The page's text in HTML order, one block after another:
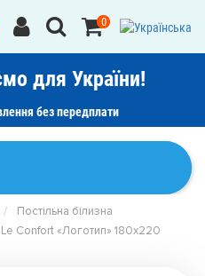
для України!
без передплати
0
Постільна білизна
Le Confort «Логотип» 180x220